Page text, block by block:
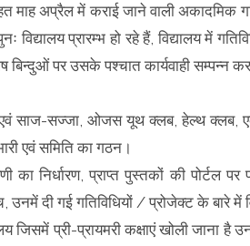
अप्रैल में कराई जाने वाली अकादमिक
विद्यालय प्रारम्भ हो रहे हैं, विद्यालय में
पर उसके पश्चात कार्यवाही सम्पन्न
एवं साज-सज्जा, ओजस यूथ क्लब, हेल्थ क्लब,
एवं समिति का गठन।
निर्धारण, प्राप्त पुस्तकों की पोर्टल पर
दी गई गतिविधियों / प्रोजेक्ट के बारे में
प्री-प्रायमरी कक्षाएं खोली जाना है